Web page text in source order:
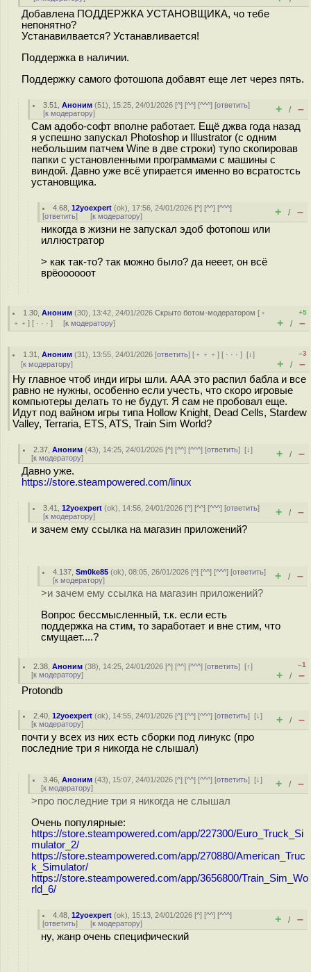
Добавлена ПОДДЕРЖКА УСТАНОВЩИКА, чо тебе
непонятно?
Устанавилвается? Устанавливается!
Поддержка в наличии.
Поддержку самого фотошопа добавят еще лет через пять.
3.51 ,Аноним (51), 15:25, 24/01/2026 [^] [^^] [^^^] [ответить]
[к модератору] + / –
Сам адобо-софт вполне работает. Ещё джва года назад
я успешно запускал Photoshop и Illustrator (с одним
небольшим патчем Wine в две строки) тупо скопировав
папки с установленными программами с машины с
виндой. Давно уже всё упирается именно во всратостсь
установщика.
4.68 ,12yoexpert (ok), 17:56, 24/01/2026 [^] [^^] [^^^]
[ответить] [к модератору] + / –
никогда в жизни не запускал эдоб фотопош или
иллюстратор
> как так-то? так можно было? да нееет, он всё
врёоооооот
1.30 ,Аноним (30), 13:42, 24/01/2026Скрыто ботом-модератором [ ﹢
﹢﹢ ] [ · · · ] [к модератору]
+5
+ / –
1.31 ,Аноним (31), 13:55, 24/01/2026 [ответить] [ ﹢﹢﹢] [ · · ·][↓]
[к модератору]
–3
+ / –
Ну главное чтоб инди игры шли. ААА это распил бабла и все
равно не нужны, особенно если учесть, что скоро игровые
компьютеры делать то не будут. Я сам не пробовал еще.
Идут под вайном игры типа Hollow Knight, Dead Cells, Stardew
Valley, Terraria, ETS, ATS, Train Sim World?
2.37 ,Аноним (43), 14:25, 24/01/2026 [^] [^^] [^^^] [ответить][↓]
[к модератору] + / –
Давно уже.
https://store.steampowered.com/linux
3.41 ,12yoexpert (ok), 14:56, 24/01/2026 [^] [^^] [^^^] [ответить]
[к модератору] + / –
и зачем ему ссылка на магазин приложений?
4.137 ,Sm0ke85 (ok), 08:05, 26/01/2026 [^] [^^] [^^^] [ответить]
[к модератору] + / –
>и зачем ему ссылка на магазин приложений?
Вопрос бессмысленный, т.к. если есть
поддержка на стим, то заработает и вне стим, что
смущает....?
2.38 ,Аноним (38), 14:25, 24/01/2026 [^] [^^] [^^^] [ответить][↑]
[к модератору]
–1
+ / –
Protondb
2.40 ,12yoexpert (ok), 14:55, 24/01/2026 [^] [^^] [^^^] [ответить][↓]
[к модератору] + / –
почти у всех из них есть сборки под линукс (про
последние три я никогда не слышал)
3.46 ,Аноним (43), 15:07, 24/01/2026 [^] [^^] [^^^] [ответить][↓]
[к модератору] + / –
>про последние три я никогда не слышал
Очень популярные:
https://store.steampowered.com/app/227300/Euro_Truck_Si
mulator_2/
https://store.steampowered.com/app/270880/American_Truc
k_Simulator/
https://store.steampowered.com/app/3656800/Train_Sim_Wo
rld_6/
4.48 ,12yoexpert (ok), 15:13, 24/01/2026 [^] [^^] [^^^]
[ответить] [к модератору] + / –
ну, жанр очень специфический